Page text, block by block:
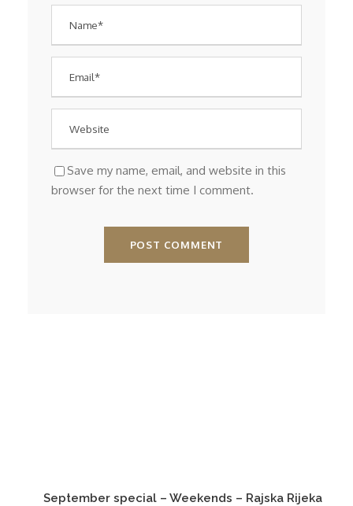
Save my name, email, and website in this
browser for the next time I comment.
September special – Weekends – Rajska Rijeka